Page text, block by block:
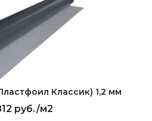
Классик) 1,2 мм
руб./м2